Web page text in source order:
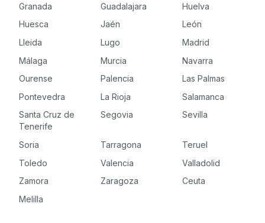
Granada
Guadalajara
Huelva
Huesca
Jaén
León
Lleida
Lugo
Madrid
Málaga
Murcia
Navarra
Ourense
Palencia
Las Palmas
Pontevedra
La Rioja
Salamanca
Santa Cruz de
Tenerife
Segovia Sevilla
Soria Tarragona
Teruel
Toledo
Valencia
Valladolid
Zamora
Zaragoza
Ceuta
Melilla